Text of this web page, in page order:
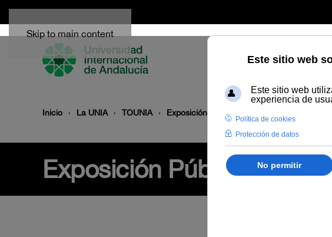
Skip to main content
Inicio La UNIA TOUNIA Exposición Pública
Exposición Pública